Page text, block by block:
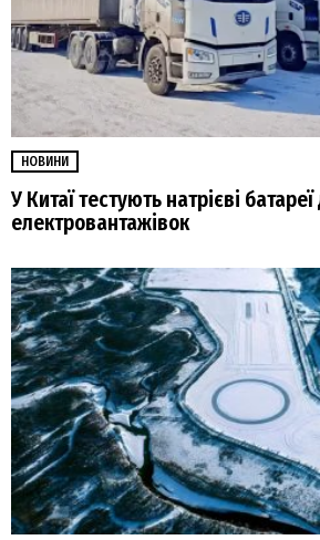
НОВИНИ
У Китаї тестують натрієві
електровантажівок